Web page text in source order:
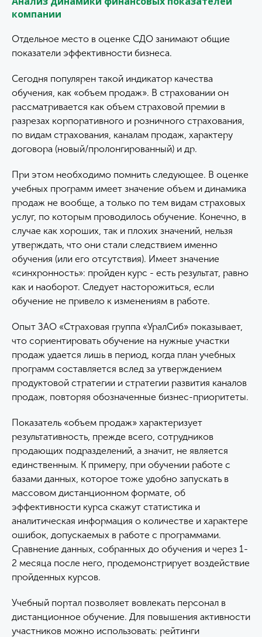
компании
Отдельное место в оценке СДО занимают общие
показатели эффективности бизнеса.
Сегодня популярен такой индикатор качества
обучения, как «объем продаж». В страховании он
рассматривается как объем страховой премии в
разрезах корпоративного и розничного страхования,
по видам страхования, каналам продаж, характеру
договора (новый/пролонгированный) и др.
При этом необходимо помнить следующее. В оценке
учебных программ имеет значение объем и динамика
продаж не вообще, а только по тем видам страховых
услуг, по которым проводилось обучение. Конечно, в
случае как хороших, так и плохих значений, нельзя
утверждать, что они стали следствием именно
обучения (или его отсутствия). Имеет значение
«синхронность»: пройден курс - есть результат, равно
как и наоборот. Следует насторожиться, если
обучение не привело к изменениям в работе.
Опыт ЗАО «Страховая группа «УралСиб» показывает,
что сориентировать обучение на нужные участки
продаж удается лишь в период, когда план учебных
программ составляется вслед за утверждением
продуктовой стратегии и стратегии развития каналов
продаж, повторяя обозначенные бизнес-приоритеты.
Показатель «объем продаж» характеризует
результативность, прежде всего, сотрудников
продающих подразделений, а значит, не является
единственным. К примеру, при обучении работе с
базами данных, которое тоже удобно запускать в
массовом дистанционном формате, об
эффективности курса скажут статистика и
аналитическая информация о количестве и характере
ошибок, допускаемых в работе с программами.
Сравнение данных, собранных до обучения и через 1-
2 месяца после него, продемонстрирует воздействие
пройденных курсов.
Учебный портал позволяет вовлекать персонал в
дистанционное обучение. Для повышения активности
участников можно использовать: рейтинги